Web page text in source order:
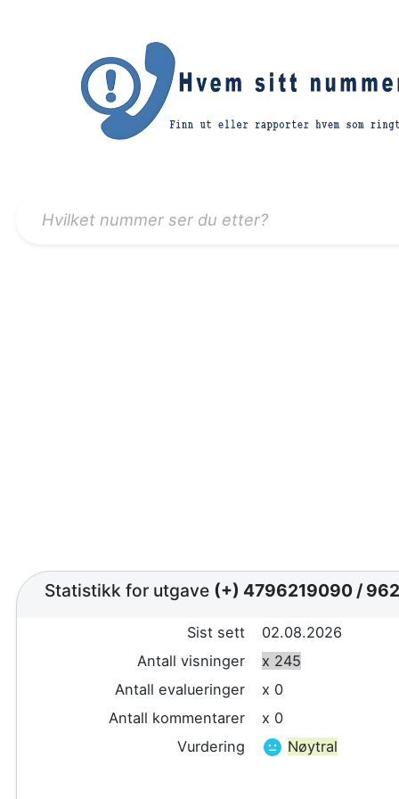
Statistikk for utgave (+) 4796219090 /
Sist sett
02.08.2026
Antall visninger
x 245
Antall evalueringer
x 0
Antall kommentarer
x 0
Vurdering
Nøytral